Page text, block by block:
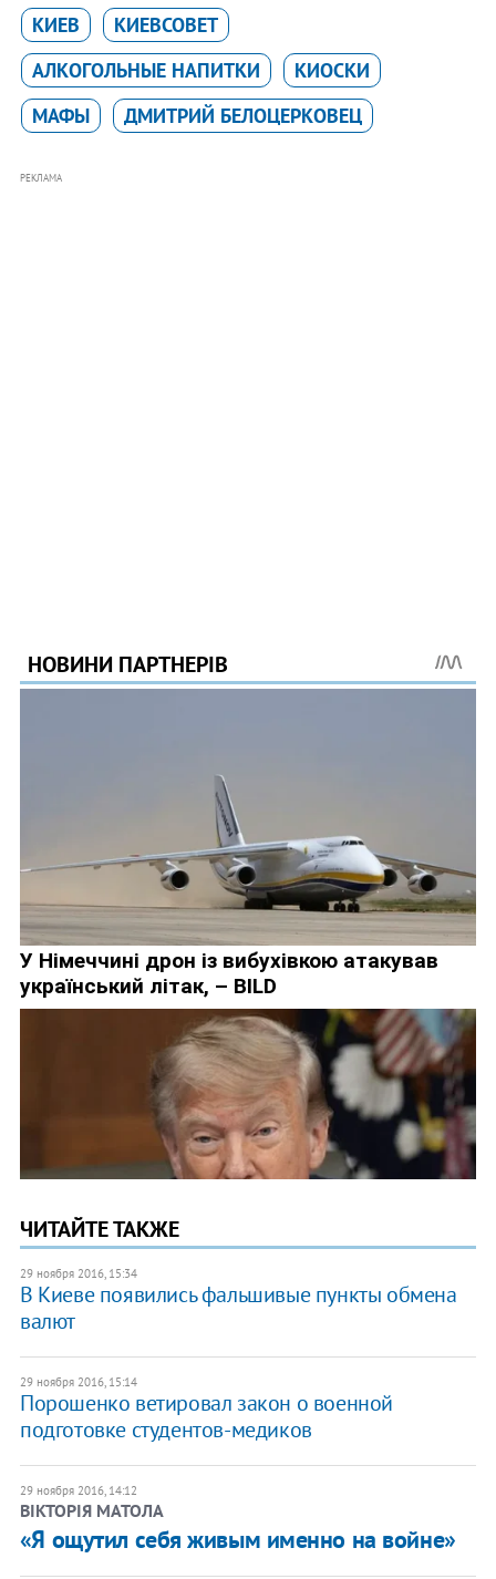
КИЕВ
КИЕВСОВЕТ
АЛКОГОЛЬНЫЕ НАПИТКИ
КИОСКИ
МАФЫ
ДМИТРИЙ БЕЛОЦЕРКОВЕЦ
РЕКЛАМА
ЧИТАЙТЕ ТАКЖЕ
29 ноября 2016, 15:34
В Киеве появились фальшивые пункты обмена
валют
29 ноября 2016, 15:14
Порошенко ветировал закон о военной
подготовке студентов-медиков
29 ноября 2016, 14:12
ВІКТОРІЯ МАТОЛА
«Я ощутил себя живым именно на войне»